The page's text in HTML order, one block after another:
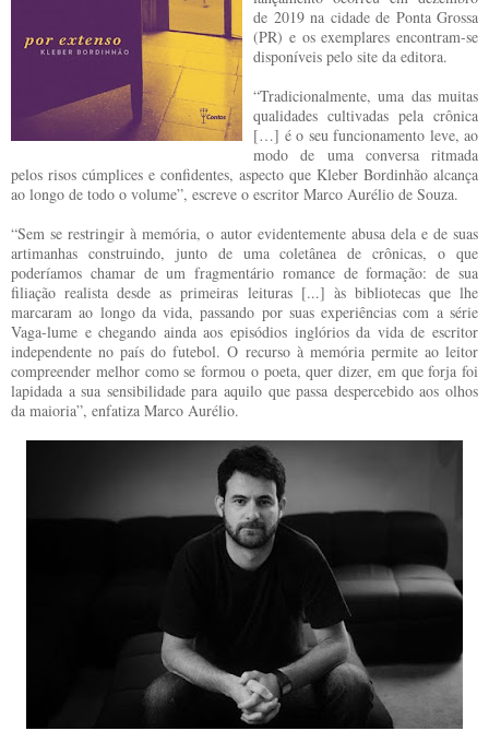
de 2019 na cidade de Ponta Grossa
(PR) e os exemplares encontram-se
disponíveis pelo site da editora.
“Tradicionalmente, uma das muitas
qualidades cultivadas pela crônica
[…] é o seu funcionamento leve, ao
modo de uma conversa ritmada
pelos risos cúmplices e confidentes, aspecto que Kleber Bordinhão alcança
ao longo de todo o volume”, escreve o escritor Marco Aurélio de Souza.
“Sem se restringir à memória, o autor evidentemente abusa dela e de suas
artimanhas construindo, junto de uma coletânea de crônicas, o que
poderíamos chamar de um fragmentário romance de formação: de sua
filiação realista desde as primeiras leituras [...] às bibliotecas que lhe
marcaram ao longo da vida, passando por suas experiências com a série
Vaga-lume e chegando ainda aos episódios inglórios da vida de escritor
independente no país do futebol. O recurso à memória permite ao leitor
compreender melhor como se formou o poeta, quer dizer, em que forja foi
lapidada a sua sensibilidade para aquilo que passa despercebido aos olhos
da maioria”, enfatiza Marco Aurélio.